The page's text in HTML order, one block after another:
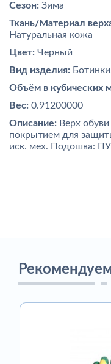
Сезон: Зима
Ткань/Материал
Натуральная кожа
Цвет: Черный
Вид изделия:
Объём в кубических
Вес: 0.91200000
Описание: Верх
покрытием для
иск. мех. Подошва: